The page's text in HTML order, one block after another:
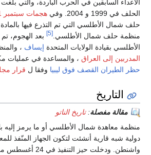
الأعداء السابقين في الحرب الباردة، والتي
الحلف في 1999 و 2004. وفي
هجمات سبتمبر 2001
منظمة حلف شمال الأطلسي. [5]
بعد الهجوم،
الأطلسي بقيادة الولايات المتحدة إيساف ،
المدربين إلى العراق ، والمساعدة في عمليات
حظر الطيران القصف فوق ليبيا وفقا ل قرار
التاريخ
مقالة مفصلة:تاريخ الناتو
واشنطن. ودخلت حيز التنفيذ في 24 أغسطس من العام نفسه.